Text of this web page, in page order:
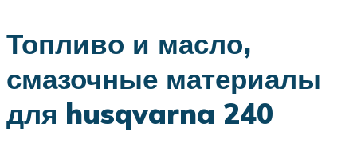
Топливо и масло,
смазочные материалы
для husqvarna 240